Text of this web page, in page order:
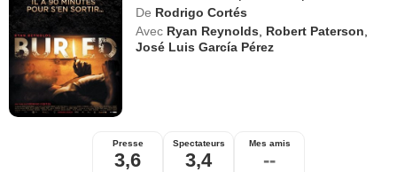
De Rodrigo Cortés
Avec Ryan Reynolds Robert Paterson
José Luis García Pérez
Presse
3,6
Spectateurs
3,4
Mes amis
--